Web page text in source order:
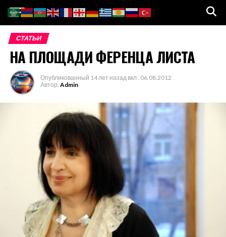
СТАТЬИ
НА ПЛОЩАДИ ФЕРЕНЦА ЛИСТА
Опубликованный 14 лет назад вкл . 06.08.2012
Автор: Admin
Go to mobile version